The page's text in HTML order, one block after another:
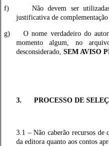
f)
Não devem ser
justificativa de
g) O nome verdadeiro do
momento algum, no
desconsiderado, SEM AVISO
3. PROCESSO DE
3.1 – Não caberão recursos de
da editora quanto aos contos